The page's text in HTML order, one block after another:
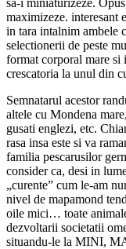
maximizeze. interesant
in tara intalnim ambele
selectionerii de peste
format corporal mare si
crescatoria la unul din
Semnatarul acestor
altele cu Mondena
gusati englezi, etc.
rasa insa este si va
familia pescarusilor
consider ca, desi in
„curente” cum le-am
nivel de mapamond
oile mici… toate
dezvoltarii societatii
situandu-le la MINI,